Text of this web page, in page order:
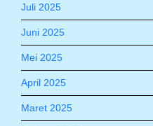
Juli 2025
Juni 2025
Mei 2025
April 2025
Maret 2025